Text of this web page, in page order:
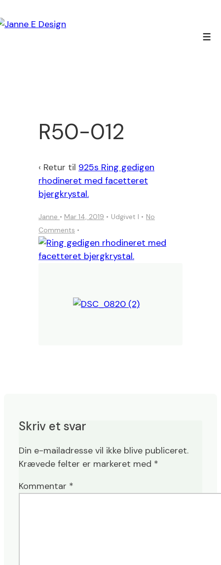
Hop
R50-012
‹ Retur til 925s Ring gedigen
rhodineret med facetteret
bjergkrystal.
Janne • Mar 14, 2019 Udgivet I
No
Comments
Skriv et svar
Din e-mailadresse vil ikke blive publiceret.
Krævede felter er markeret med *
Kommentar *